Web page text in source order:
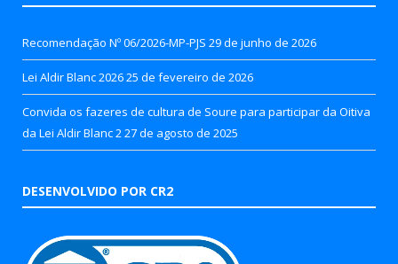
Recomendação Nº 06/2026-MP-PJS 29 de junho de 2026
Lei Aldir Blanc 202625 de fevereiro de 2026
Convida os fazeres de cultura de Soure para participar da Oitiva
da Lei Aldir Blanc 2 27 de agosto de 2025
DESENVOLVIDO POR CR2